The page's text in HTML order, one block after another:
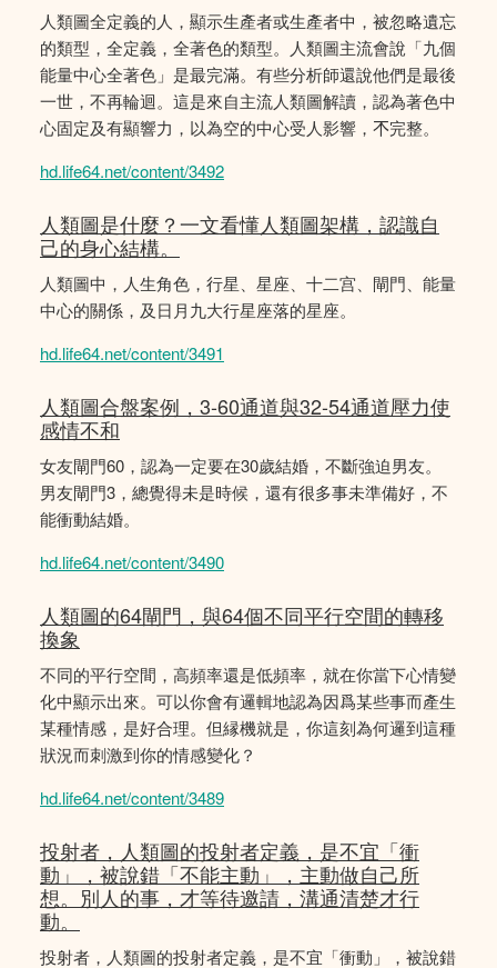
人類圖全定義的人，顯示生產者或生產者中，被忽略遺忘
的類型，全定義，全著色的類型。人類圖主流會說「九個
能量中心全著色」是最完滿。有些分析師還說他們是最後
一世，不再輪迴。這是來自主流人類圖解讀，認為著色中
心固定及有顯響力，以為空的中心受人影響，𣎴完整。
hd.life64.net/content/3492
人類圖是什麼？一文看懂人類圖架構，認識自
己的身心結構。
人類圖中，人生角色，行星、星座、十二宫、閘門、能量
中心的關係，及日月九大行星座落的星座。
hd.life64.net/content/3491
人類圖合盤案例，3-60通道與32-54通道壓力使
感情不和
女友閘門60，認為一定要在30歲結婚，不斷強迫男友。
男友閘門3，總覺得未是時候，還有很多事未準備好，不
能衝動結婚。
hd.life64.net/content/3490
人類圖的64閘門，與64個不同平行空間的轉移
換象
不同的平行空間，高頻率還是低頻率，就在你當下心情變
化中顯示出來。可以你會有邏輯地認為因爲某些事而產生
某種情感，是好合理。但縁機就是，你這刻為何邏到這種
狀況而刺激到你的情感變化？
hd.life64.net/content/3489
投射者，人類圖的投射者定義，是不宜「衝
動」，被說錯「不能主動」，主動做自己所
想。別人的事，才等待邀請，溝通清楚才行
動。
投射者，人類圖的投射者定義，是不宜「衝動」，被說錯